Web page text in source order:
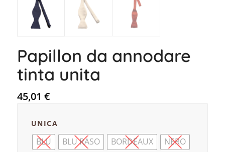
Papillon da annodare
tinta unita
45,01 €
UNICA
BLU BLU RASO BORDEAUX
NERO